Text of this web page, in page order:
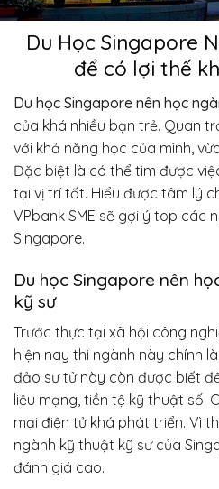
Du Học Singapore
để có lợi thế
Du học Singapore nên học
của khá nhiều bạn trẻ. Quan
với khả năng học của mình,
Đặc biệt là có thể tìm được
tại vị trí tốt. Hiểu được tâm lý
VPbank SME sẽ gợi ý top các
Singapore.
Du học Singapore nên
kỹ sư
Trước thực tại xã hội công
hiện nay thì ngành này chính
đảo sư tử này còn được biết
liệu mạng, tiền tệ kỹ thuật số.
mại điện tử khá phát triển. Vì
ngành kỹ thuật kỹ sư của
đánh giá cao.